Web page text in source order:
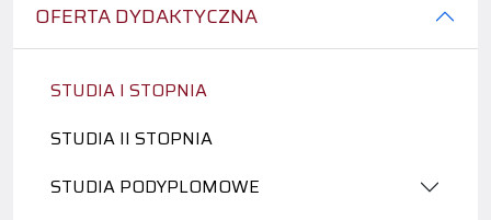
OFERTA DYDAKTYCZNA
STUDIA I STOPNIA
STUDIA II STOPNIA
STUDIA PODYPLOMOWE